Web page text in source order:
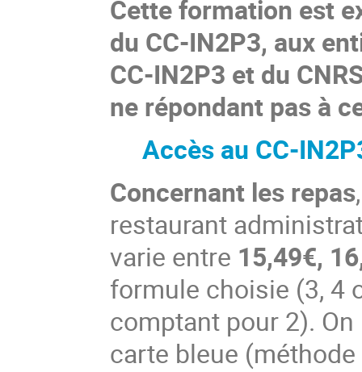
Cette formation est
du CC-IN2P3, aux
CC-IN2P3 et du
ne répondant pas à
Accès au CC-
Concernant les repas
restaurant
varie entre 15,49€,
formule choisie (3, 4
comptant pour 2).
carte bleue